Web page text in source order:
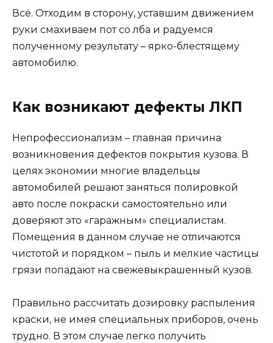
Всё. Отходим в сторону, уставшим движением
руки смахиваем пот со лба и радуемся
полученному результату – ярко-блестящему
автомобилю.
Как возникают дефекты ЛКП
Непрофессионализм – главная причина
возникновения дефектов покрытия кузова. В
целях экономии многие владельцы
автомобилей решают заняться полировкой
авто после покраски самостоятельно или
доверяют это «гаражным» специалистам.
Помещения в данном случае не отличаются
чистотой и порядком – пыль и мелкие частицы
грязи попадают на свежевыкрашенный кузов.
Правильно рассчитать дозировку распыления
краски, не имея специальных приборов, очень
трудно. В этом случае легко получить